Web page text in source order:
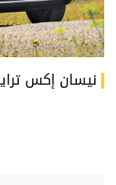
نيسان إكس